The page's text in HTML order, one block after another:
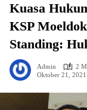
Kuasa
KSP
Standing:
Admin
2
Oktober 21, 2021